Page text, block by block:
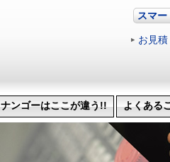
スマ
お見
ナンゴーはここが違う!!
よくある